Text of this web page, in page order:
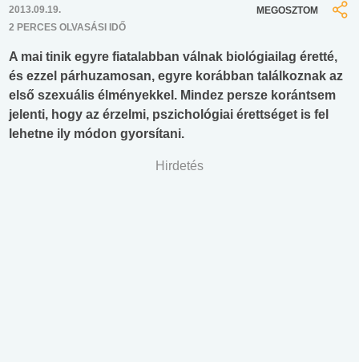
2013.09.19.
2 PERCES OLVASÁSI IDŐ
MEGOSZTOM
A mai tinik egyre fiatalabban válnak biológiailag éretté,
és ezzel párhuzamosan, egyre korábban találkoznak az
első szexuális élményekkel. Mindez persze korántsem
jelenti, hogy az érzelmi, pszichológiai érettséget is fel
lehetne ily módon gyorsítani.
Hirdetés